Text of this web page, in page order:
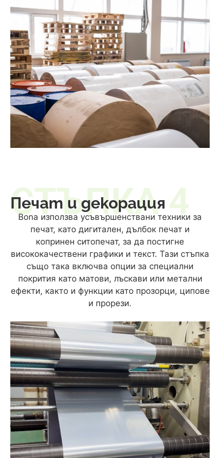
СТЪПКА 4
Печат и декорация
Bona използва усъвършенствани техники за
печат, като дигитален, дълбок печат и
копринен ситопечат, за да постигне
висококачествени графики и текст. Тази стъпка
също така включва опции за специални
покрития като матови, лъскави или метални
ефекти, както и функции като прозорци, ципове
и прорези.